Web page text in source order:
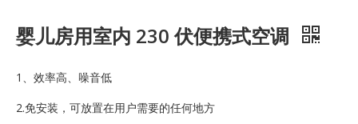
婴儿房用室内 230 伏便携式空调
1、效率高、噪音低
2.免安装，可放置在用户需要的任何地方